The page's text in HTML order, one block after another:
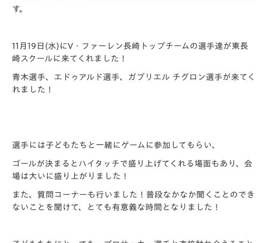
す。
11月19日(水)にV・ ファーレン長崎トップチームの選手達が東長
崎スクールに来てくれました！
青木選手、エドゥアルド選手、ガブリエル チグロン選手が来てく
れました！
選手には子どもたちと一緒にゲームに参加してもらい、
ゴールが決まるとハイタッチで盛り上げてくれる場面もあり、 会
場は大いに盛り上がりました！
また、質問コーナーも行いました！普段なかなか聞くことのでき
ないことを聞けて、とても有意義な時間となりました！